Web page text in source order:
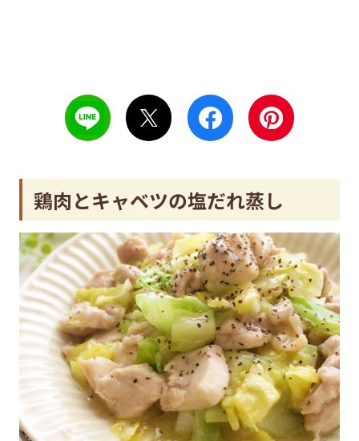
鶏肉とキャベツの塩だれ蒸し